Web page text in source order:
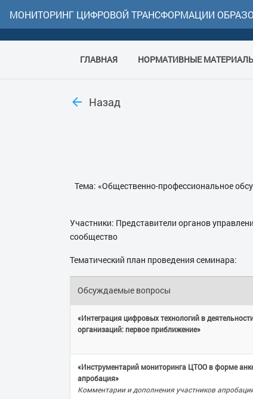
МОНИТОРИНГ ЦИФРОВОЙ ТРАНСФОРМАЦИИ
ГЛАВНАЯ НОРМАТИВНЫЕ
Назад
Тема: «Общественно-профессиональное
Участники: Представители органов
сообщество
Тематический план проведения семинара:
Обсуждаемые вопросы
«Интеграция цифровых технологий в
организаций: первое приближение»
«Инструментарий мониторинга ЦТОО в форме
апробация»
Комментарии и дополнения участников